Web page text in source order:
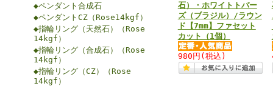
◆ペンダント合成石
◆ペンダントCZ（Rose14kgf）
◆指輪リング（天然石）（Rose
14kgf）
◆指輪リング（合成石）（Rose
14kgf）
◆指輪リング（CZ）（Rose
14kgf）
石）・ホワイトトパー
ズ（ブラジル）/ラウン
ド【7mm】ファセット
カット（1個）
980円 (税込)